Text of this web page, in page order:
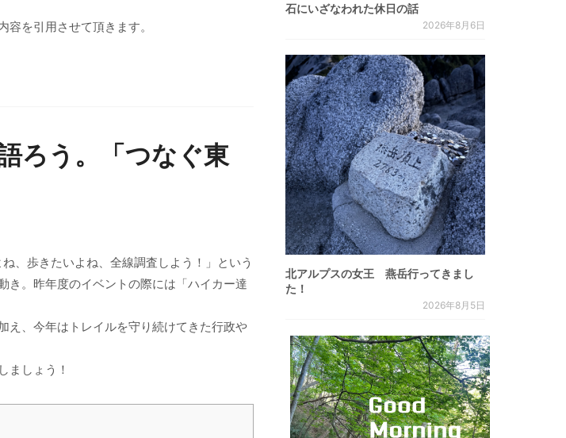
容を引用させて頂きます。
ろう。「つなぐ東
、歩きたいよね、全線調査しよう！」という
き。昨年度のイベントの際には「ハイカー達
え、今年はトレイルを守り続けてきた行政や
ましょう！
石にいざなわれた休日の話
2026年8月6日
北アルプスの女王 燕岳行ってきまし
た！
2026年8月5日